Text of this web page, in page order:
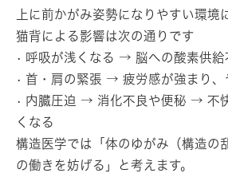
上に前かがみ姿勢になりやすい環境
猫背による影響は次の通りです
• 呼吸が浅くなる → 脳への酸素供
• 首・肩の緊張 → 疲労感が強まり、
• 内臓圧迫 → 消化不良や便秘 → 不
くなる
構造医学では「体のゆがみ（構造の
の働きを妨げる」と考えます。